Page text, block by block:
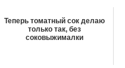
Теперь томатный сок делаю
только так, без
соковыжималки